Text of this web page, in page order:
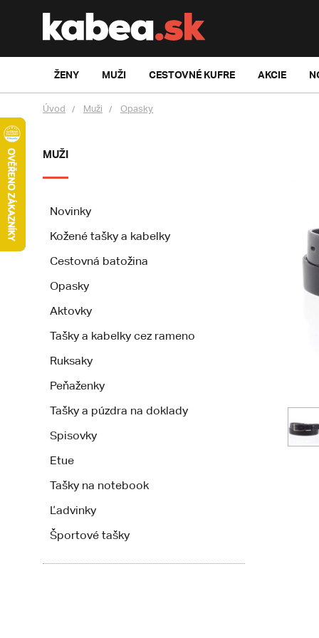
ŽENY MUŽI CESTOVNÉ KUFRE AKCIE
Úvod Muži Opasky
MUŽI
Novinky
Kožené tašky a kabelky
Cestovná batožina
Opasky
Aktovky
Tašky a kabelky cez rameno
Ruksaky
Peňaženky
Tašky a púzdra na doklady
Spisovky
Etue
Tašky na notebook
Ľadvinky
Športové tašky